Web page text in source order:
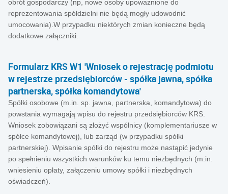
obrót gospodarczy (np, nowe osoby upoważnione do
reprezentowania spółdzielni nie będą mogły udowodnić
umocowania).W przypadku niektórych zmian konieczne będą
dodatkowe załączniki.
Formularz KRS W1 'Wniosek o rejestrację podmiotu
w rejestrze przedsiębiorców - spółka jawna, spółka
partnerska, spółka komandytowa'
Spółki osobowe (m.in. sp. jawna, partnerska, komandytowa) do
powstania wymagają wpisu do rejestru przedsiębiorców KRS.
Wniosek zobowiązani są złożyć wspólnicy (komplementariusze w
spółce komandytowej), lub zarząd (w przypadku spółki
partnerskiej). Wpisanie spółki do rejestru może nastąpić jedynie
po spełnieniu wszystkich warunków ku temu niezbędnych (m.in.
wniesieniu opłaty, załączeniu umowy spółki i niezbędnych
oświadczeń).